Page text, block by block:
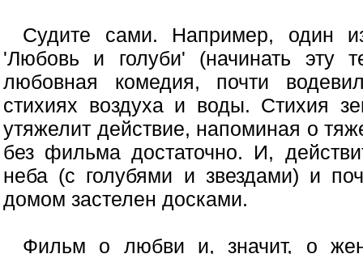
Судите сами. Например, один
'Любовь и голуби' (начинать эту
любовная комедия, почти
стихиях воздуха и воды. Стихия
утяжелит действие, напоминая о
без фильма достаточно. И,
неба (с голубями и звездами) и
домом застелен досками.
Фильм о любви и, значит, о